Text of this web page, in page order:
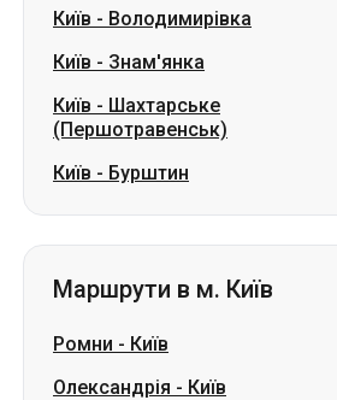
Київ - Володимирівка
Київ - Знам'янка
Київ - Шахтарське
(Першотравенськ)
Київ - Бурштин
Маршрути в м. Київ
Ромни - Київ
Олександрія - Київ